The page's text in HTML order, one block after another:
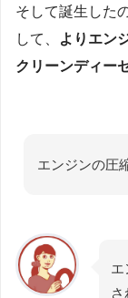
そして誕生した
して、
よりエン
クリーンディー
エンジンの圧
エ